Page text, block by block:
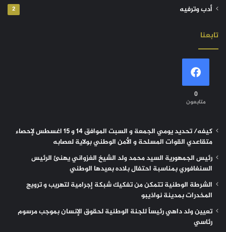
أدب وترفيه 2
تابعنا
0
متابعون
كيفه/ تحديد يومي الجمعة و السبت الموافق 14 و 15 اغسطس لإحصاء
متقاعدي القوات المسلحة و الأمن الوطني بولاية لعصابه
رئيس الجمهورية السيد محمد ولد الشيخ الغزواني يهنئ الرئيس
السنغافوري بمناسبة احتفال بلاده بعيدها الوطني
الشرطة الوطنية تتمكن من تفكيك شبكة إجرامية لتهريب و ترويج
المخدرات بمدينة نواذيبو
تعيين ولد داهي رئيساً للجنة الوطنية لحقوق الإنسان بموجب مرسوم
رئاسي